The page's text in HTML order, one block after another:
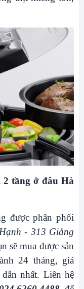
2 tầng ở đâu Hà
được phân phối
- 313 Giảng
sẽ mua được sản
24 tháng, giá
nhất. Liên hệ